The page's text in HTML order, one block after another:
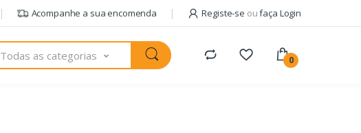
Acompanhe a sua encomenda Registe-se oufaça Login
Todas as categorias 0